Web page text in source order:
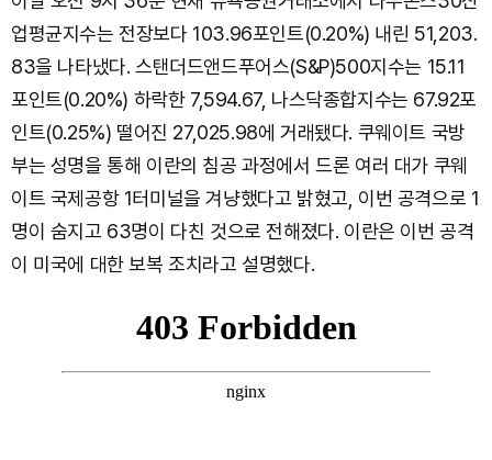
업평균지수는 전장보다 103.96포인트(0.20%) 내린 51,203.
83을 나타냈다. 스탠더드앤드푸어스(S&P)500지수는 15.11
포인트(0.20%) 하락한 7,594.67, 나스닥종합지수는 67.92포
인트(0.25%) 떨어진 27,025.98에 거래됐다. 쿠웨이트 국방
부는 성명을 통해 이란의 침공 과정에서 드론 여러 대가 쿠웨
이트 국제공항 1터미널을 겨냥했다고 밝혔고, 이번 공격으로 1
명이 숨지고 63명이 다친 것으로 전해졌다. 이란은 이번 공격
이 미국에 대한 보복 조치라고 설명했다.